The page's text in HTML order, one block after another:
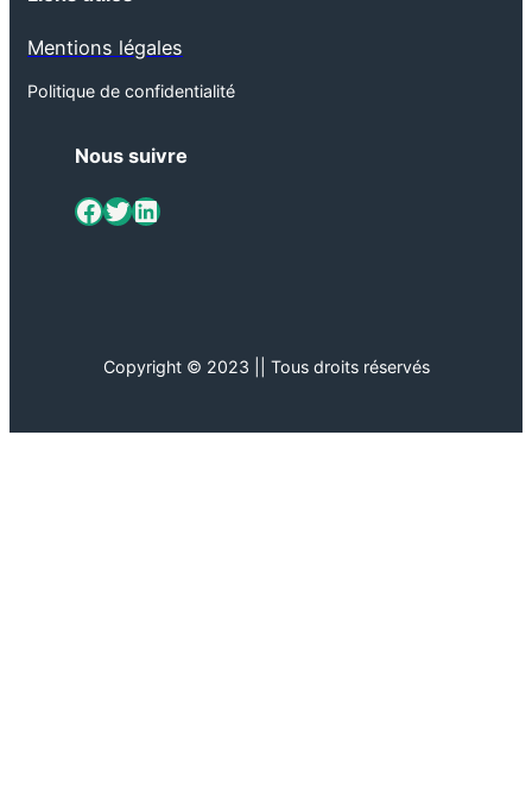
Mentions légales
Politique de confidentialité
Nous suivre
ViaMétiers sur Facebook Twitter LinkedIn
Copyright © 2023 || Tous droits réservés